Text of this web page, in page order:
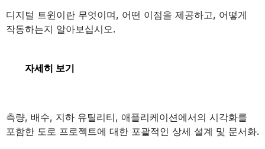
디지털 트윈
디지털 트윈이란 무엇이며, 어떤 이점을 제공하고, 어떻게
작동하는지 알아보십시오.
자세히 보기
측량, 배수, 지하 유틸리티, 애플리케이션에서의 시각화를
포함한 도로 프로젝트에 대한 포괄적인 상세 설계 및 문서화.